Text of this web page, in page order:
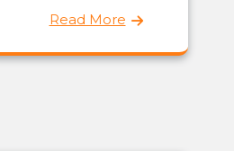
Read More